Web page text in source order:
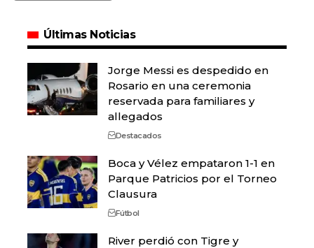
Últimas Noticias
Jorge Messi es despedido en
Rosario en una ceremonia
reservada para familiares y
allegados
Destacados
Boca y Vélez empataron 1-1 en
Parque Patricios por el Torneo
Clausura
Fútbol
River perdió con Tigre y